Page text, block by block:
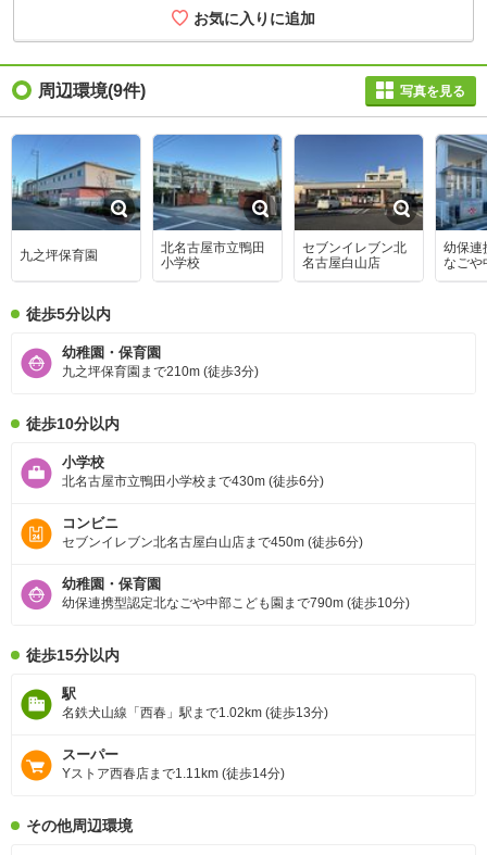
お気に入りに追加
周辺環境(9件) 写真を見る
九之坪保育園
北名古屋市立鴨田
小学校
セブンイレブン北
名古屋白山店
幼保連
なごや
徒歩5分以内
幼稚園・保育園
九之坪保育園まで210m (徒歩3分)
徒歩10分以内
小学校
北名古屋市立鴨田小学校まで430m (徒歩6分)
コンビニ
セブンイレブン北名古屋白山店まで450m (徒歩6分)
幼稚園・保育園
幼保連携型認定北なごや中部こども園まで790m (徒歩10分)
徒歩15分以内
駅
名鉄犬山線「西春」駅まで1.02km (徒歩13分)
スーパー
Yストア西春店まで1.11km (徒歩14分)
その他周辺環境